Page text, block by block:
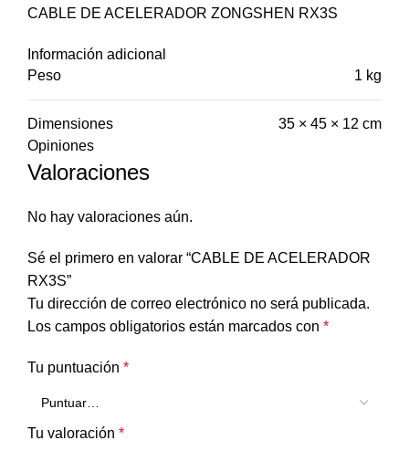
CABLE DE ACELERADOR ZONGSHEN RX3S
Información adicional
Peso
1 kg
Dimensiones
35 × 45 × 12 cm
Opiniones
Valoraciones
No hay valoraciones aún.
Sé el primero en valorar “CABLE DE ACELERADOR
RX3S”
Tu dirección de correo electrónico no será publicada.
Los campos obligatorios están marcados con *
Tu puntuación *
Tu valoración *